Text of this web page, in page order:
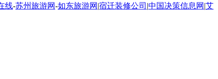
线-苏州旅游网-如东旅游网 |宿迁装修公司 |中国决策信息网 |艾